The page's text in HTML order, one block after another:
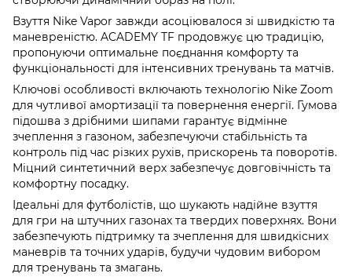
Взуття Nike Vapor завжди асоціювалося зі швидкістю та
маневреністю. ACADEMY TF продовжує цю традицію,
пропонуючи оптимальне поєднання комфорту та
функціональності для інтенсивних тренувань та матчів.
Ключові особливості включають технологію Nike Zoom
для чутливої амортизації та повернення енергії. Гумова
підошва з дрібними шипами гарантує відмінне
зчеплення з газоном, забезпечуючи стабільність та
контроль під час різких рухів, прискорень та поворотів.
Міцний синтетичний верх забезпечує довговічність та
комфортну посадку.
Ідеальні для футболістів, що шукають надійне взуття
для гри на штучних газонах та твердих поверхнях. Вони
забезпечують підтримку та зчеплення для швидкісних
маневрів та точних ударів, будучи чудовим вибором
для тренувань та змагань.